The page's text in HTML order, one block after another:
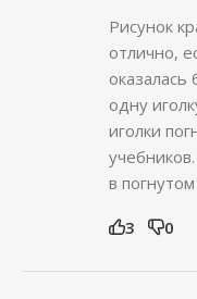
Рисунок
отлично,
оказалась
одну
иголки
в
3 0